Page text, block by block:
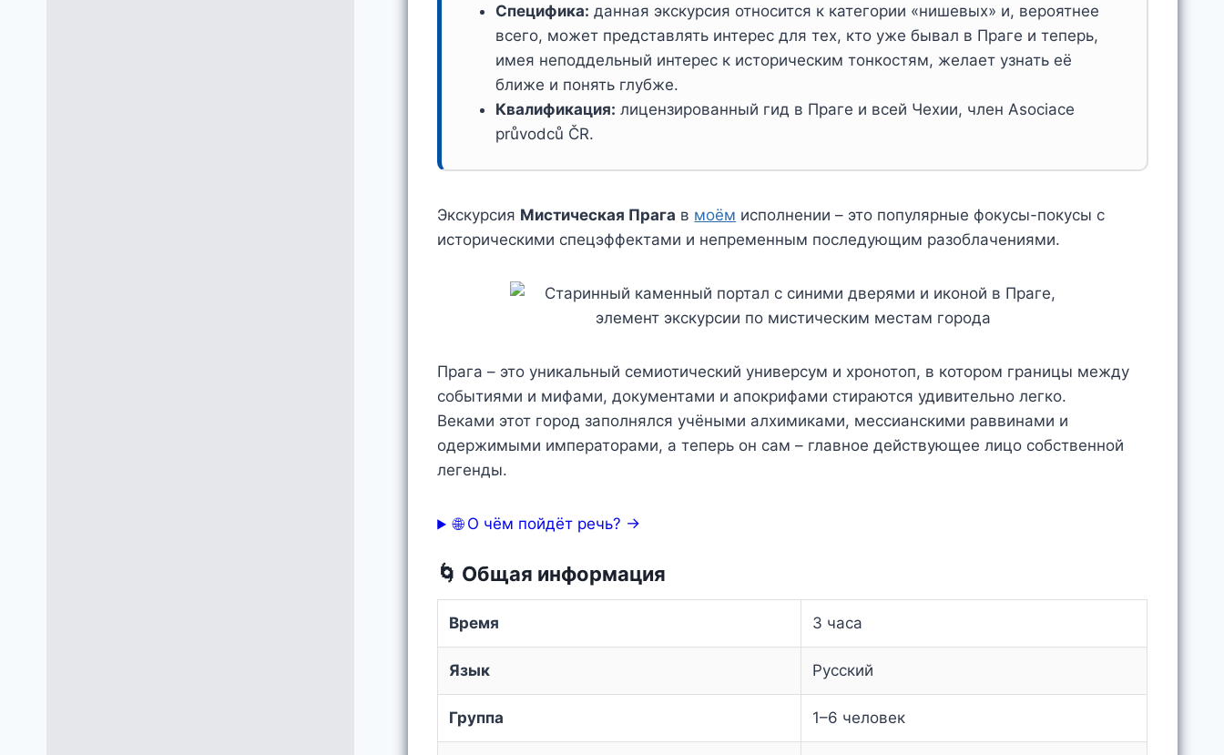
Специфика: данная экскурсия относится к категории «нишевых» и, вероятнее
всего, может представлять интерес для тех, кто уже бывал в Праге и теперь,
имея неподдельный интерес к историческим тонкостям, желает узнать её
ближе и понять глубже.
Квалификация: лицензированный гид в Праге и всей Чехии, член Asociace
průvodců ČR.
Экскурсия Мистическая Прага в моём исполнении – это популярные фокусы-покусы с
историческими спецэффектами и непременным последующим разоблачениями.
Прага – это уникальный семиотический универсум и хронотоп, в котором границы между
событиями и мифами, документами и апокрифами стираются удивительно легко.
Веками этот город заполнялся учёными алхимиками, мессианскими раввинами и
одержимыми императорами, а теперь он сам – главное действующее лицо собственной
легенды.
🌐 О чём пойдёт речь? →
🌀 Общая информация
Время 3 часа
Язык Русский
Группа 1–6 человек